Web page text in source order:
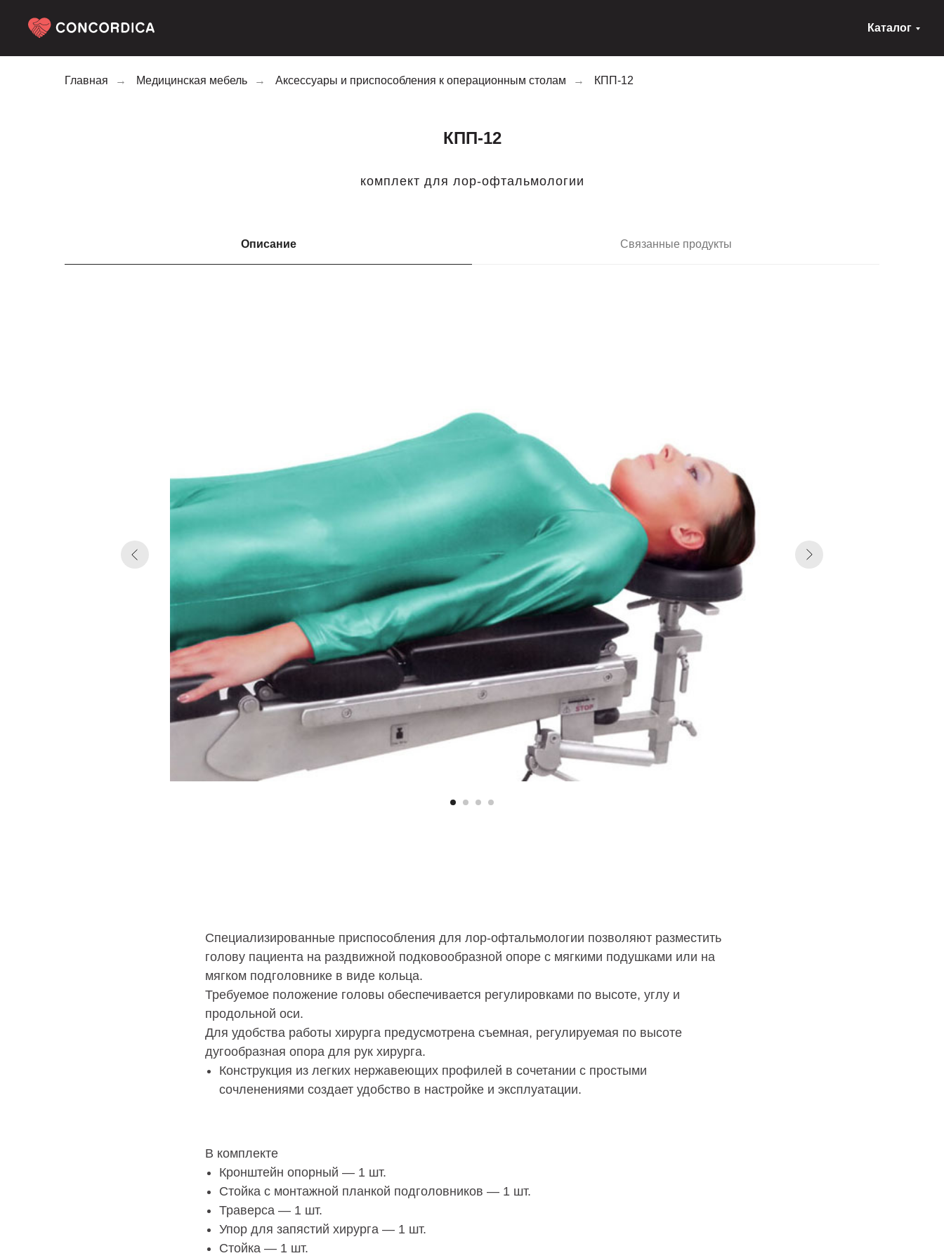
Каталог
Главная → Медицинская мебель → Аксессуары и приспособления к операционным столам → КПП-12
КПП-12
комплект для лор-офтальмологии
Описание Связанные продукты
Специализированные приспособления для лор-офтальмологии позволяют разместить
голову пациента на раздвижной подковообразной опоре с мягкими подушками или на
мягком подголовнике в виде кольца.
Требуемое положение головы обеспечивается регулировками по высоте, углу и
продольной оси.
Для удобства работы хирурга предусмотрена съемная, регулируемая по высоте
дугообразная опора для рук хирурга.
Конструкция из легких нержавеющих профилей в сочетании с простыми
сочленениями создает удобство в настройке и эксплуатации.
В комплекте
Кронштейн опорный — 1 шт.
Стойка с монтажной планкой подголовников — 1 шт.
Траверса — 1 шт.
Упор для запястий хирурга — 1 шт.
Стойка — 1 шт.